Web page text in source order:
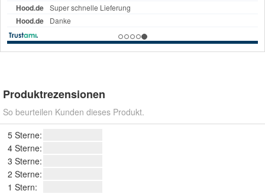
Produktrezensionen
So beurteilen Kunden dieses Produkt.
5 Sterne:
4 Sterne:
3 Sterne:
2 Sterne:
1 Stern: